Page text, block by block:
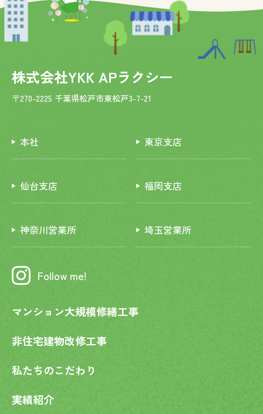
株式会社YKK APラクシー
〒270-2225 千葉県松戸市東松戸3-7-21
本社 東京支店
仙台支店 福岡支店
神奈川営業所 埼玉営業所
Follow me!
マンション大規模修繕工事
非住宅建物改修工事
私たちのこだわり
実績紹介